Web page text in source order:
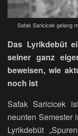
Safak Saricicek gelang
Das Lyrikdebüt
seiner ganz
beweisen, wie
noch ist
Safak Saricicek
neunten Semester
Lyrikdebüt